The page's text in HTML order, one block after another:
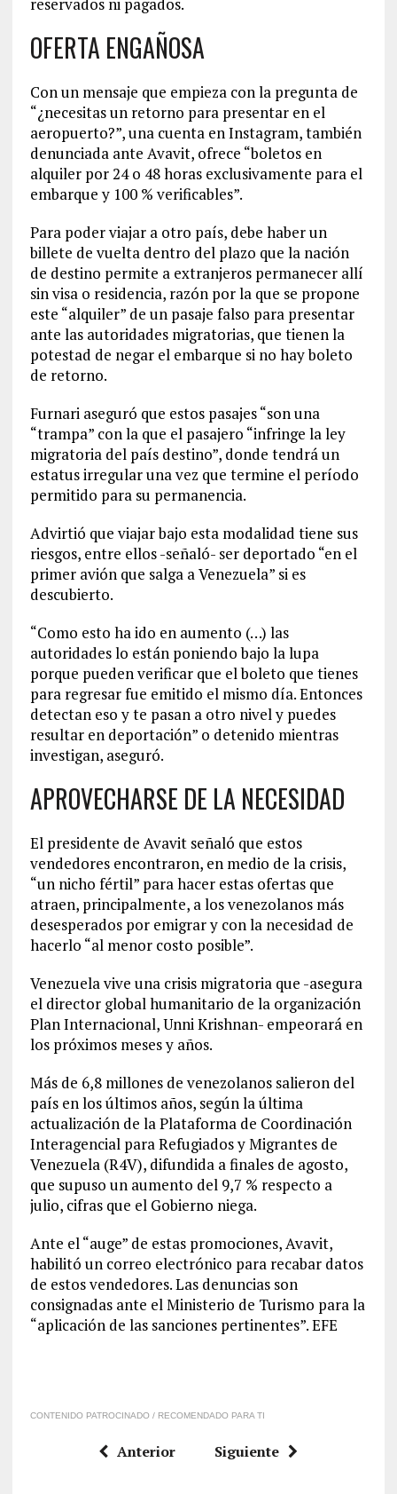
OFERTA ENGAÑOSA
Con un mensaje que empieza con la pregunta de
“¿necesitas un retorno para presentar en el
aeropuerto?”, una cuenta en Instagram, también
denunciada ante Avavit, ofrece “boletos en
alquiler por 24 o 48 horas exclusivamente para el
embarque y 100 % verificables”.
Para poder viajar a otro país, debe haber un
billete de vuelta dentro del plazo que la nación
de destino permite a extranjeros permanecer allí
sin visa o residencia, razón por la que se propone
este “alquiler” de un pasaje falso para presentar
ante las autoridades migratorias, que tienen la
potestad de negar el embarque si no hay boleto
de retorno.
Furnari aseguró que estos pasajes “son una
“trampa” con la que el pasajero “infringe la ley
migratoria del país destino”, donde tendrá un
estatus irregular una vez que termine el período
permitido para su permanencia.
Advirtió que viajar bajo esta modalidad tiene sus
riesgos, entre ellos -señaló- ser deportado “en el
primer avión que salga a Venezuela” si es
descubierto.
“Como esto ha ido en aumento (…) las
autoridades lo están poniendo bajo la lupa
porque pueden verificar que el boleto que tienes
para regresar fue emitido el mismo día. Entonces
detectan eso y te pasan a otro nivel y puedes
resultar en deportación” o detenido mientras
investigan, aseguró.
APROVECHARSE DE LA NECESIDAD
El presidente de Avavit señaló que estos
vendedores encontraron, en medio de la crisis,
“un nicho fértil” para hacer estas ofertas que
atraen, principalmente, a los venezolanos más
desesperados por emigrar y con la necesidad de
hacerlo “al menor costo posible”.
Venezuela vive una crisis migratoria que -asegura
el director global humanitario de la organización
Plan Internacional, Unni Krishnan- empeorará en
los próximos meses y años.
Más de 6,8 millones de venezolanos salieron del
país en los últimos años, según la última
actualización de la Plataforma de Coordinación
Interagencial para Refugiados y Migrantes de
Venezuela (R4V), difundida a finales de agosto,
que supuso un aumento del 9,7 % respecto a
julio, cifras que el Gobierno niega.
Ante el “auge” de estas promociones, Avavit,
habilitó un correo electrónico para recabar datos
de estos vendedores. Las denuncias son
consignadas ante el Ministerio de Turismo para la
“aplicación de las sanciones pertinentes”. EFE
CONTENIDO PATROCINADO / RECOMENDADO PARA TI
Anterior Siguiente